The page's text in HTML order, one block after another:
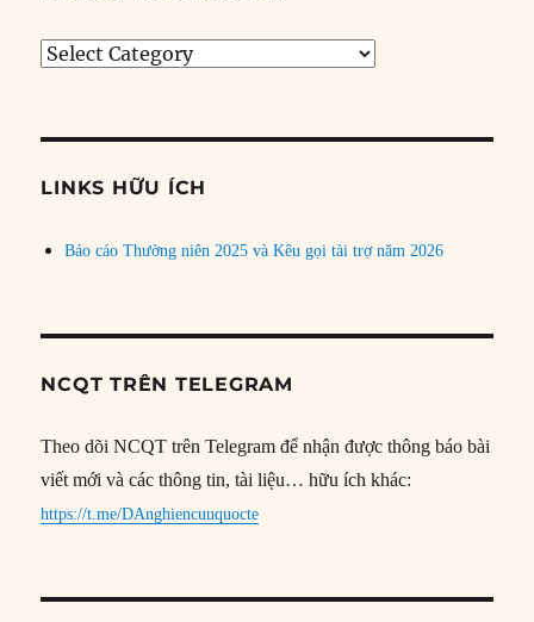
Tìm
đề
LINKS HỮU ÍCH
Báo cáo Thường niên 2025 và Kêu gọi tài trợ năm 2026
NCQT TRÊN TELEGRAM
Theo dõi NCQT trên Telegram để nhận được thông báo bài
viết mới và các thông tin, tài liệu… hữu ích khác:
https://t.me/DAnghiencuuquocte